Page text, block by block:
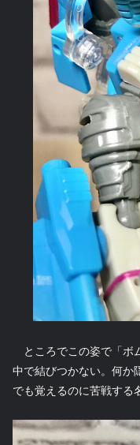
ところでこの姿で「ボ
中で結びつかない。何か
でも覚えるのに苦戦する